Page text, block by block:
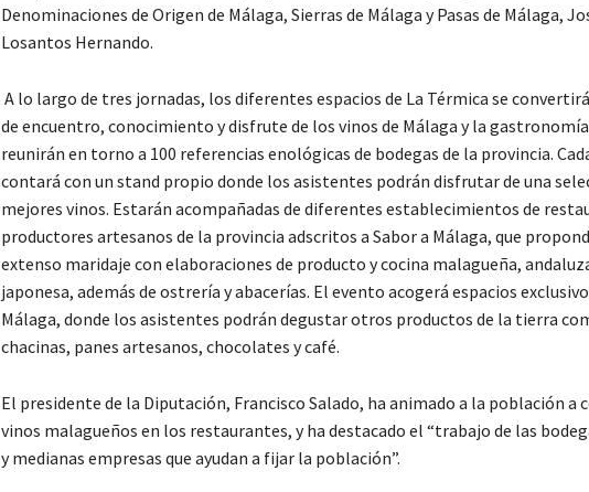
Denominaciones de Origen de Málaga, Sierras de Málaga y Pasas de Málaga,
Losantos Hernando.
A lo largo de tres jornadas, los diferentes espacios de La Térmica se
de encuentro, conocimiento y disfrute de los vinos de Málaga y la
reunirán en torno a 100 referencias enológicas de bodegas de la provincia.
contará con un stand propio donde los asistentes podrán disfrutar de una
mejores vinos. Estarán acompañadas de diferentes establecimientos de
productores artesanos de la provincia adscritos a Sabor a Málaga, que
extenso maridaje con elaboraciones de producto y cocina malagueña,
japonesa, además de ostrería y abacerías. El evento acogerá espacios
Málaga, donde los asistentes podrán degustar otros productos de la tierra
chacinas, panes artesanos, chocolates y café.
El presidente de la Diputación, Francisco Salado, ha animado a la población a
vinos malagueños en los restaurantes, y ha destacado el “trabajo de las
y medianas empresas que ayudan a fijar la población”.